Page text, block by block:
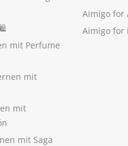
mit Perfume
mit
mit
mit Saga
Aimigo for
Aimigo for